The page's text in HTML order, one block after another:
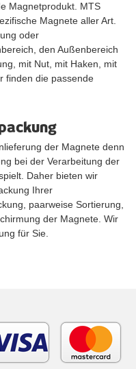
Magnetprodukt. MTS
Magnete aller Art.
oder
den Außenbereich
mit Nut, mit Haken, mit
finden die passende
der Magnete denn
bei der Verarbeitung der
Daher bieten wir
Ihrer
paarweise Sortierung,
der Magnete. Wir
für Sie.